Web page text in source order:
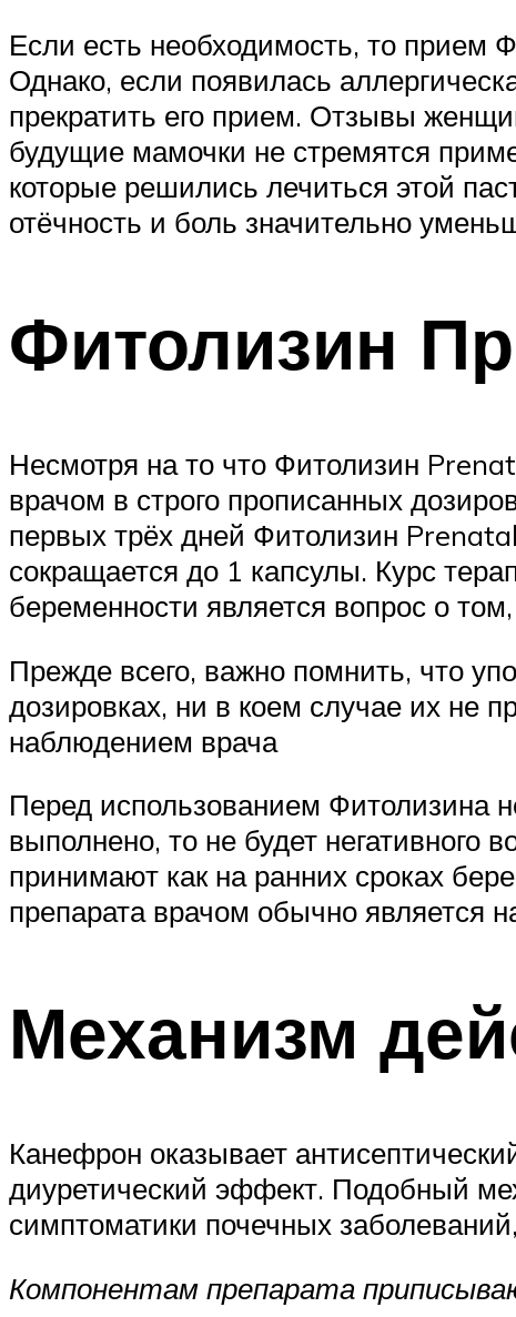
Если есть необходимость, то прием
Однако, если появилась
прекратить его прием. Отзывы
будущие мамочки не стремятся
которые решились лечиться этой
отёчность и боль значительно
Фитолизин
Несмотря на то что Фитолизин
врачом в строго прописанных
первых трёх дней Фитолизин
сокращается до 1 капсулы. Курс
беременности является вопрос о
Прежде всего, важно помнить, что
дозировках, ни в коем случае их не
наблюдением врача
Перед использованием Фитолизина
выполнено, то не будет негативного
принимают как на ранних сроках
препарата врачом обычно является
Механизм
Канефрон оказывает
диуретический эффект. Подобный
симптоматики почечных
Компонентам препарата